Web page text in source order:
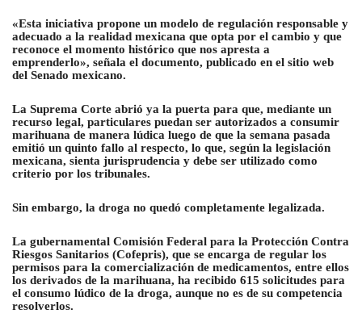
«Esta iniciativa propone un modelo de regulación responsable y
adecuado a la realidad mexicana que opta por el cambio y que
reconoce el momento histórico que nos apresta a
emprenderlo», señala el documento, publicado en el sitio web
del Senado mexicano.
La Suprema Corte abrió ya la puerta para que, mediante un
recurso legal, particulares puedan ser autorizados a consumir
marihuana de manera lúdica luego de que la semana pasada
emitió un quinto fallo al respecto, lo que, según la legislación
mexicana, sienta jurisprudencia y debe ser utilizado como
criterio por los tribunales.
Sin embargo, la droga no quedó completamente legalizada.
La gubernamental Comisión Federal para la Protección Contra
Riesgos Sanitarios (Cofepris), que se encarga de regular los
permisos para la comercialización de medicamentos, entre ellos
los derivados de la marihuana, ha recibido 615 solicitudes para
el consumo lúdico de la droga, aunque no es de su competencia
resolverlos.